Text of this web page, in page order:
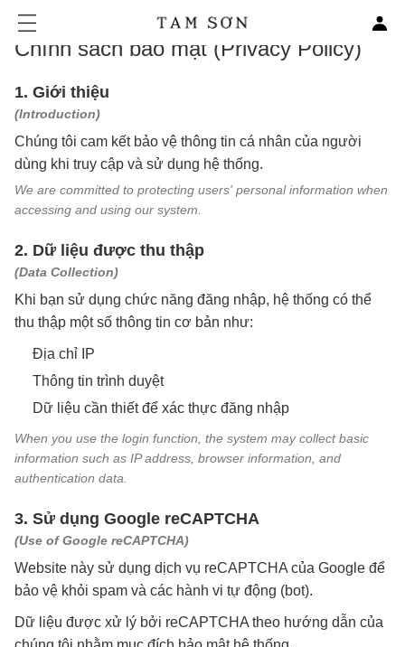
Chính sách bảo mật (Privacy Policy)
1. Giới thiệu
(Introduction)
Chúng tôi cam kết bảo vệ thông tin cá nhân của người
dùng khi truy cập và sử dụng hệ thống.
We are committed to protecting users' personal information when
accessing and using our system.
2. Dữ liệu được thu thập
(Data Collection)
Khi bạn sử dụng chức năng đăng nhập, hệ thống có thể
thu thập một số thông tin cơ bản như:
Địa chỉ IP
Thông tin trình duyệt
Dữ liệu cần thiết để xác thực đăng nhập
When you use the login function, the system may collect basic
information such as IP address, browser information, and
authentication data.
3. Sử dụng Google reCAPTCHA
(Use of Google reCAPTCHA)
Website này sử dụng dịch vụ reCAPTCHA của Google để
bảo vệ khỏi spam và các hành vi tự động (bot).
Dữ liệu được xử lý bởi reCAPTCHA theo hướng dẫn của